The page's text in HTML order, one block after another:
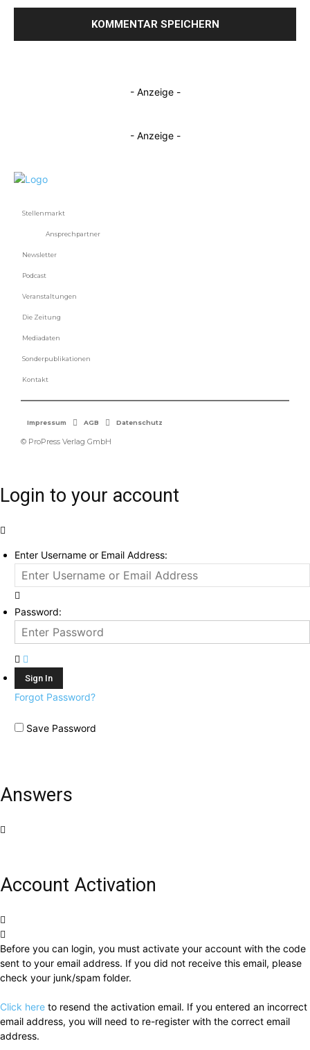
- Anzeige -
- Anzeige -
Stellenmarkt
Ansprechpartner
Newsletter
Podcast
Veranstaltungen
Die Zeitung
Mediadaten
Sonderpublikationen
Kontakt
Impressum AGB Datenschutz
© ProPress Verlag GmbH
Login to your account
Enter Username or Email Address:
Password:
Forgot Password?
Save Password
Answers
Account Activation
Before you can login, you must activate your account with the code
sent to your email address. If you did not receive this email, please
check your junk/spam folder.
Click here to resend the activation email. If you entered an incorrect
email address, you will need to re-register with the correct email
address.